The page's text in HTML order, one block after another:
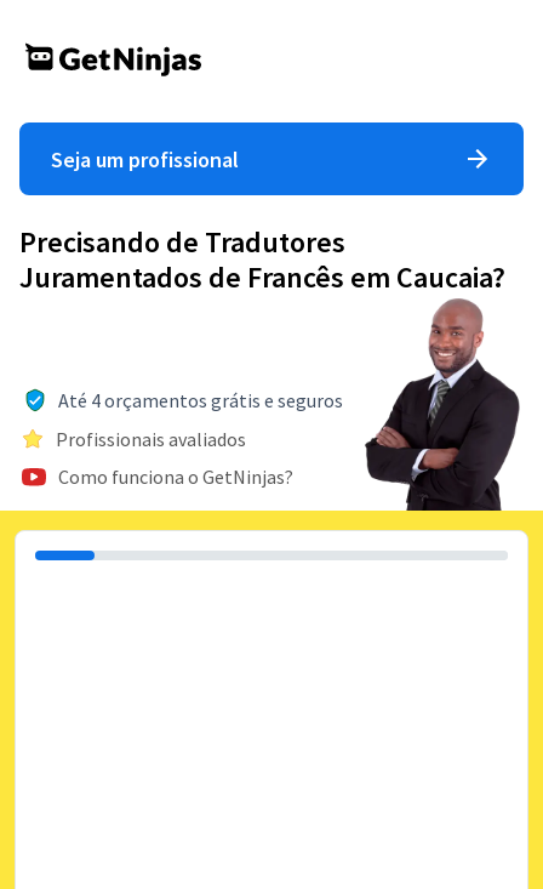
Seja um profissional
Precisando de Tradutores
Juramentados de Francês em Caucaia?
Até 4 orçamentos grátis e seguros
Profissionais avaliados
Como funciona o GetNinjas?